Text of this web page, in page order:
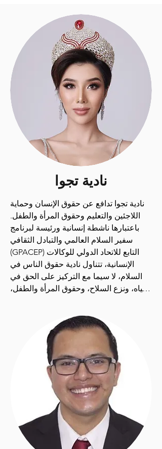
نادية تجوا
نادية تجوا تدافع عن حقوق الإنسان وحماية
اللاجئين والتعليم وحقوق المرأة والطفل.
باعتبارها ناشطة إنسانية ورئيسة لبرنامج
سفير السلام العالمي والتبادل الثقافي
(GPACEP) التابع للاتحاد الدولي للوكالات
الإنسانية، تتناول نادية حقوق الناس في
السلام، لا سيما مع التركيز على الحق في
المياه، ونزع السلاح، وحقوق المرأة والطفل،
الأصل من سورابايا، إندونيسيا، نشطت نادية
في العديد من قضايا الإغاثة الخيرية
والإنسانية على مر السنين. على مدى
العامين الماضيين، تطوعت كمعلمة في
مركز تعليم اللاجئين في جاكرتا، وتؤمن
إيمانًا عميقًا بقوة التعليم في الارتقاء
نادية هي حاملة لقب ملكة جمال وجه
الإنسانية 2022، وخلال فترة عملها تمثل
الاتحاد الدولي للصحافة كسفيرة للسلام